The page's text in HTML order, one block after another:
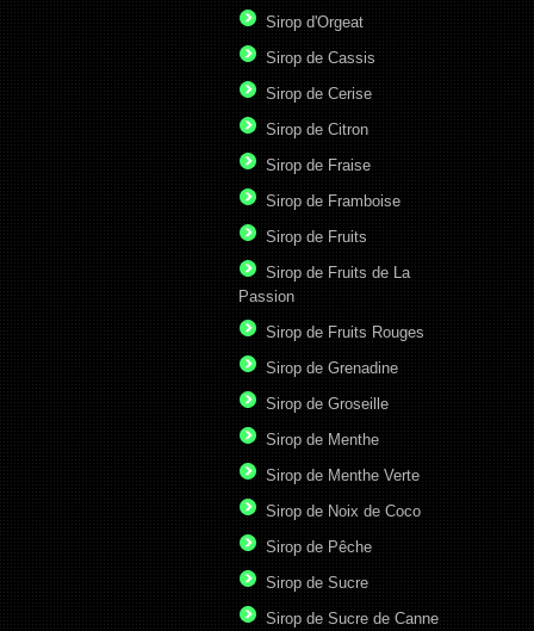
Sirop d'Orgeat
Sirop de Cassis
Sirop de Cerise
Sirop de Citron
Sirop de Fraise
Sirop de Framboise
Sirop de Fruits
Sirop de Fruits de La
Passion
Sirop de Fruits Rouges
Sirop de Grenadine
Sirop de Groseille
Sirop de Menthe
Sirop de Menthe Verte
Sirop de Noix de Coco
Sirop de Pêche
Sirop de Sucre
Sirop de Sucre de Canne